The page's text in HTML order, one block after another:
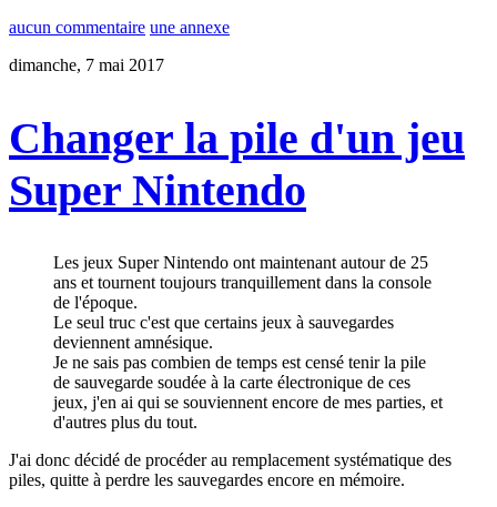
aucun commentaire une annexe
dimanche, 7 mai 2017
Changer la pile d'un jeu
Super Nintendo
Les jeux Super Nintendo ont maintenant autour de 25
ans et tournent toujours tranquillement dans la console
de l'époque.
Le seul truc c'est que certains jeux à sauvegardes
deviennent amnésique.
Je ne sais pas combien de temps est censé tenir la pile
de sauvegarde soudée à la carte électronique de ces
jeux, j'en ai qui se souviennent encore de mes parties, et
d'autres plus du tout.
J'ai donc décidé de procéder au remplacement systématique des
piles, quitte à perdre les sauvegardes encore en mémoire.